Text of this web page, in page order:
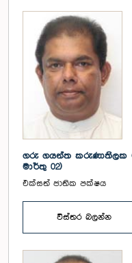
ගරු ගයන්ත කරුණාතිලක
මාර්තු 02)
එක්සත් ජාතික පක්ෂය
විස්තර බලන්න